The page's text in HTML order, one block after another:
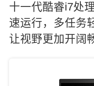
十一代酷睿i7处
速运行，多任务
让视野更加开阔